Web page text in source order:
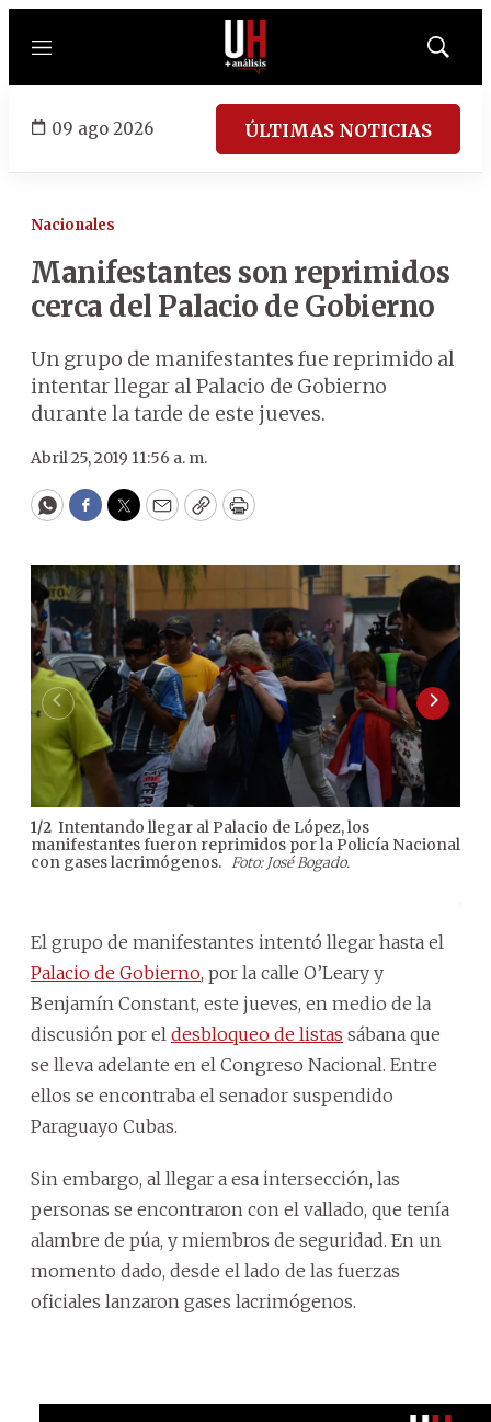
Menú
Mostrar
09 ago 2026 ÚLTIMAS NOTICIAS
Nacionales
Manifestantes son reprimidos
cerca del Palacio de Gobierno
Un grupo de manifestantes fue reprimido al
intentar llegar al Palacio de Gobierno
durante la tarde de este jueves.
Abril 25, 2019 11:56 a. m.
WhatsApp
Facebook
Twitter
EmailCopyPrint
1/2 Intentando llegar al Palacio de López, los
manifestantes fueron reprimidos por la Policía Nacional
con gases lacrimógenos. Foto: José Bogado.
El grupo de manifestantes intentó llegar hasta el
Palacio de Gobierno, por la calle O’Leary y
Benjamín Constant, este jueves, en medio de la
discusión por el desbloqueo de listas sábana que
se lleva adelante en el Congreso Nacional. Entre
ellos se encontraba el senador suspendido
Paraguayo Cubas.
Sin embargo, al llegar a esa intersección, las
personas se encontraron con el vallado, que tenía
alambre de púa, y miembros de seguridad. En un
momento dado, desde el lado de las fuerzas
oficiales lanzaron gases lacrimógenos.